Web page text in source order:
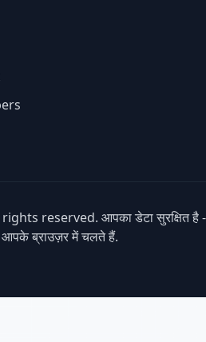
reserved. आपका डेटा सुरक्षित है -
आपके ब्राउज़र में चलते हैं.